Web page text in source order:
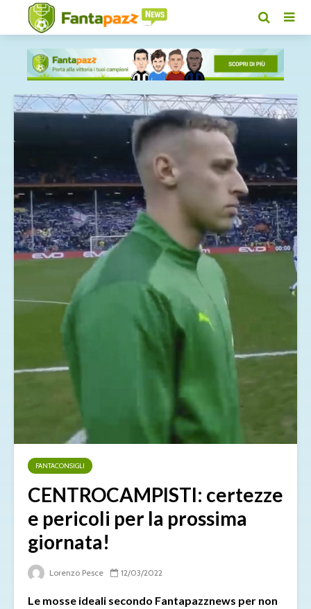
FANTACONSIGLI
CENTROCAMPISTI: certezze
e pericoli per la prossima
giornata!
Lorenzo Pesce 12/03/2022
Le mosse ideali secondo Fantapazznews per non